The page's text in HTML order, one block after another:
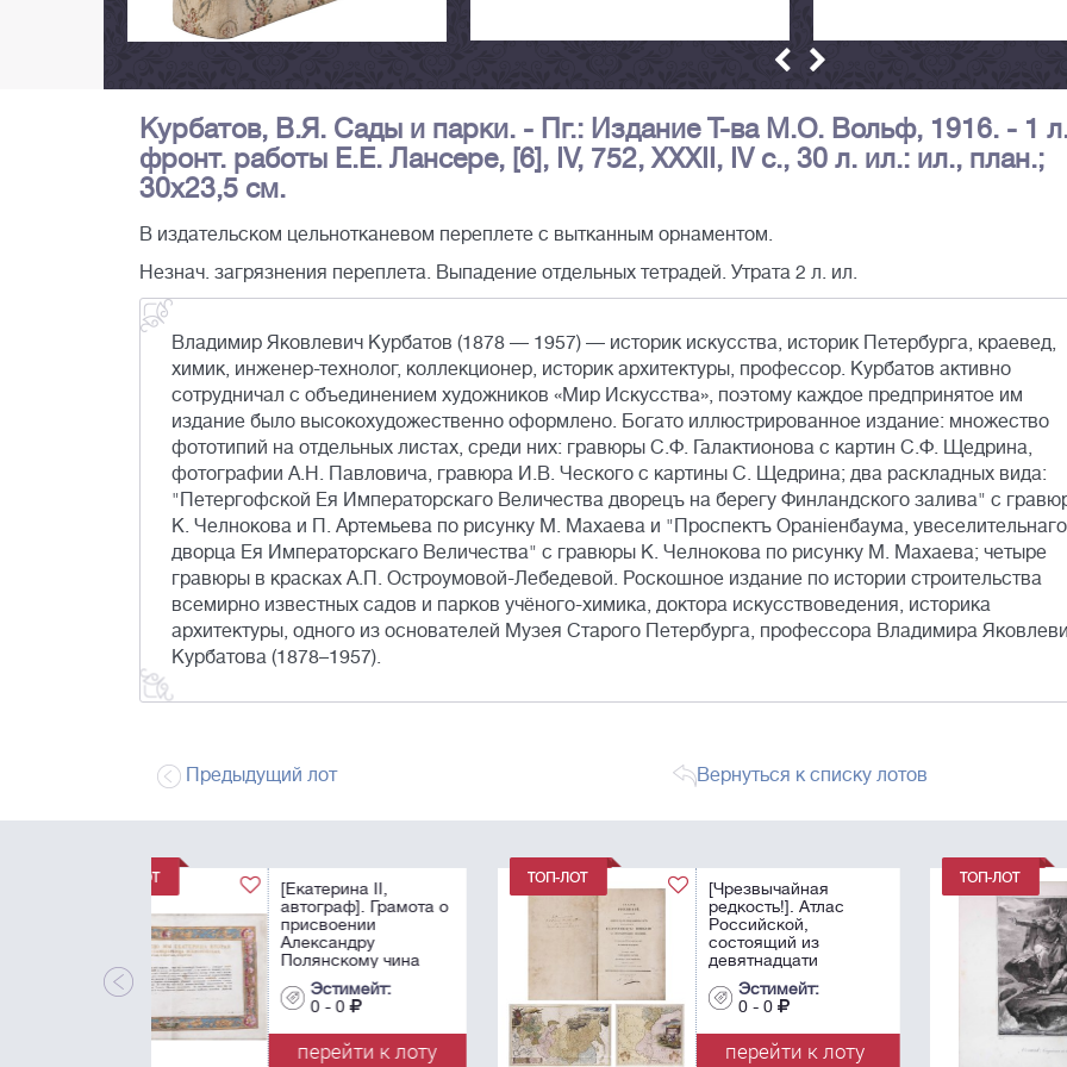
Курбатов, В.Я. Сады и парки. - Пг.: Издание Т-ва М.О. Вольф, 1916. - 1
фронт. работы Е.Е. Лансере, [6], IV, 752, XXXII, IV с., 30 л. ил.: ил., план.;
30х23,5 см.
В издательском цельнотканевом переплете с вытканным орнаментом.
Незнач. загрязнения переплета. Выпадение отдельных тетрадей. Утрата 2 л. ил.
Владимир Яковлевич Курбатов (1878 — 1957) — историк искусства, историк Петербурга, краевед,
химик, инженер-технолог, коллекционер, историк архитектуры, профессор. Курбатов активно
сотрудничал с объединением художников «Мир Искусства», поэтому каждое предпринятое им
издание было высокохудожественно оформлено. Богато иллюстрированное издание: множество
фототипий на отдельных листах, среди них: гравюры С.Ф. Галактионова с картин С.Ф. Щедрина,
фотографии А.Н. Павловича, гравюра И.В. Ческого с картины С. Щедрина; два раскладных вида:
"Петергофской Ея Императорскаго Величества дворецъ на берегу Финландского залива" с
К. Челнокова и П. Артемьева по рисунку М. Махаева и "Проспектъ Оранiенбаума, увеселительнаго
дворца Ея Императорскаго Величества" с гравюры К. Челнокова по рисунку М. Махаева; четыре
гравюры в красках А.П. Остроумовой-Лебедевой. Роскошное издание по истории строительства
всемирно известных садов и парков учёного-химика, доктора искусствоведения, историка
архитектуры, одного из основателей Музея Старого Петербурга, профессора Владимира
Курбатова (1878–1957).
Предыдущий лот Вернуться к списку лотов
[Чрезвычайная
редкость!]. Атлас
девятнадцати
представляющих
империю с ...
перейти к лоту
[Пушкин А.С.
прижизненная
де Сен–Мор, Э.
Антология русской
литографиями. Dupre
Anthologie russe,
suivie de ...
перейти к лоту